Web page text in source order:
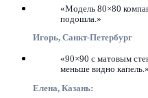
«Модель 80×80
подошла.»
Игорь, Санкт-Петербург
«90×90 с матовым
меньше видно капель.»
Елена, Казань: